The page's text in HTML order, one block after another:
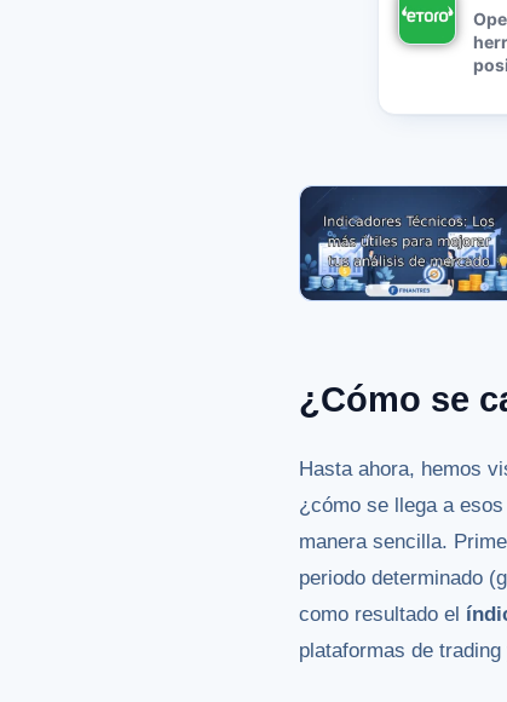
¿Cómo se
Hasta ahora, hemos
¿cómo se llega a
manera sencilla.
periodo determinado
como resultado el
plataformas de